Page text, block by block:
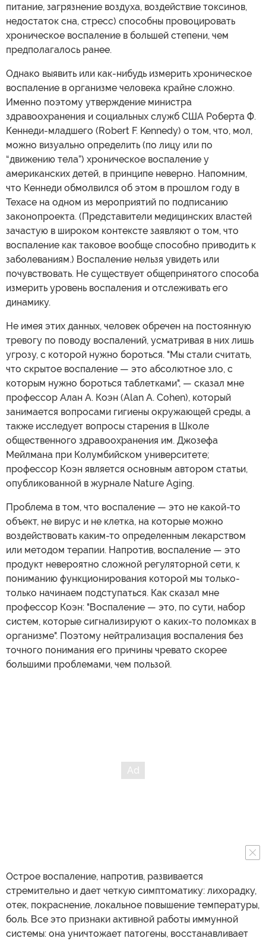
питание, загрязнение воздуха, воздействие токсинов,
недостаток сна, стресс) способны провоцировать
хроническое воспаление в большей степени, чем
предполагалось ранее.
Однако выявить или как-нибудь измерить хроническое
воспаление в организме человека крайне сложно.
Именно поэтому утверждение министра
здравоохранения и социальных служб США Роберта Ф.
Кеннеди-младшего (Robert F. Kennedy) о том, что, мол,
можно визуально определить (по лицу или по
“движению тела”) хроническое воспаление у
американских детей, в принципе неверно. Напомним,
что Кеннеди обмолвился об этом в прошлом году в
Техасе на одном из мероприятий по подписанию
законопроекта. (Представители медицинских властей
зачастую в широком контексте заявляют о том, что
воспаление как таковое вообще способно приводить к
заболеваниям.) Воспаление нельзя увидеть или
почувствовать. Не существует общепринятого способа
измерить уровень воспаления и отслеживать его
динамику.
Не имея этих данных, человек обречен на постоянную
тревогу по поводу воспалений, усматривая в них лишь
угрозу, с которой нужно бороться. "Мы стали считать,
что скрытое воспаление — это абсолютное зло, с
которым нужно бороться таблетками", — сказал мне
профессор Алан А. Коэн (Alan A. Cohen), который
занимается вопросами гигиены окружающей среды, а
также исследует вопросы старения в Школе
общественного здравоохранения им. Джозефа
Мейлмана при Колумбийском университете;
профессор Коэн является основным автором статьи,
опубликованной в журнале Nature Aging.
Проблема в том, что воспаление — это не какой-то
объект, не вирус и не клетка, на которые можно
воздействовать каким-то определенным лекарством
или методом терапии. Напротив, воспаление — это
продукт невероятно сложной регуляторной сети, к
пониманию функционирования которой мы только-
только начинаем подступаться. Как сказал мне
профессор Коэн: "Воспаление — это, по сути, набор
систем, которые сигнализируют о каких-то поломках в
организме". Поэтому нейтрализация воспаления без
точного понимания его причины чревато скорее
большими проблемами, чем пользой.
Острое воспаление, напротив, развивается
стремительно и дает четкую симптоматику: лихорадку,
отек, покраснение, локальное повышение температуры,
боль. Все это признаки активной работы иммунной
системы: она уничтожает патогены, восстанавливает